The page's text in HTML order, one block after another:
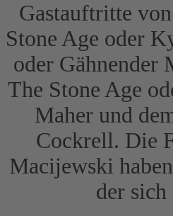
Gastauftritte
Stone Age oder
oder Gähnender
The Stone Age
Maher und
Cockrell. Die
Macijewski
der